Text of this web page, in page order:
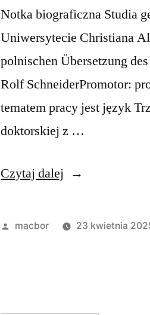
Notka biograficzna Studia
Uniwersytecie Christiana
polnischen Übersetzung
Rolf SchneiderPromotor:
tematem pracy jest język
doktorskiej z …
Czytaj dalej
Opublikowane
macbor 23 kwietnia